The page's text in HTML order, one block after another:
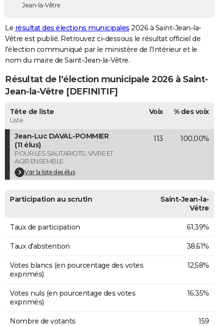
Destinations
City break
Voyage nature
Voyage de noces
Forum
GUIDES D'ACHAT
BONS PLANS
Carte de Noël
Carte Bonne année
Carte Saint-Valentin
Carte Pâques
Carte d'anniversaire
DICTIONNAIRE
Dictionnaire
Biographies
Citations
Expressions
Proverbes
PROGRAMME TV
COPAINS D'AVANT
S'inscrire
Se connecter
Lycées
Collèges
Primaires
Universités
Entreprises
Service militaire
Avis de recherche
AVIS DE DÉCÈS
FORUM
Jean-la-Vêtre
Le résultat des élections municipales 2026 à Saint-Jean-la-
Vêtre est publié. Retrouvez ci-dessous le résultat officiel de
l'élection communiqué par le ministère de l'Intérieur et le
nom du maire de Saint-Jean-la-Vêtre.
Résultat de l'élection municipale 2026 à Saint-
Jean-la-Vêtre [DEFINITIF]
Tête de liste
Liste
Voix % des voix
Jean-Luc DAVAL-POMMIER
(11 élus)
POUR LES SAUTARIOTS, VIVRE ET
AGIR ENSEMBLE
Voir la liste des élus
113 100,00%
Participation au scrutin
Saint-Jean-la-
Vêtre
Taux de participation 61,39%
Taux d'abstention 38,61%
Votes blancs (en pourcentage des votes
exprimés)
12,58%
Votes nuls (en pourcentage des votes
exprimés)
16,35%
Nombre de votants 159